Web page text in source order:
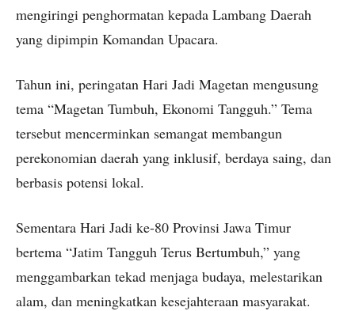
mengiringi penghormatan kepada Lambang Daerah
yang dipimpin Komandan Upacara.
Tahun ini, peringatan Hari Jadi Magetan mengusung
tema “Magetan Tumbuh, Ekonomi Tangguh.” Tema
tersebut mencerminkan semangat membangun
perekonomian daerah yang inklusif, berdaya saing, dan
berbasis potensi lokal.
Sementara Hari Jadi ke-80 Provinsi Jawa Timur
bertema “Jatim Tangguh Terus Bertumbuh,” yang
menggambarkan tekad menjaga budaya, melestarikan
alam, dan meningkatkan kesejahteraan masyarakat.